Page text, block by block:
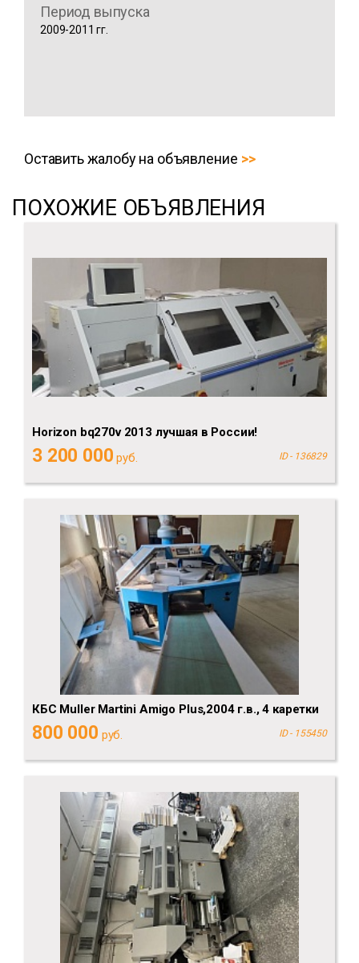
Период выпуска
2009-2011 гг.
Оставить жалобу на объявление
ПОХОЖИЕ ОБЪЯВЛЕНИЯ
Horizon bq270v 2013 лучшая в России!
3 200 000 руб. ID - 136829
КБС Muller Martini Amigo Plus,2004 г.в., 4 каретки
800 000 руб. ID - 155450